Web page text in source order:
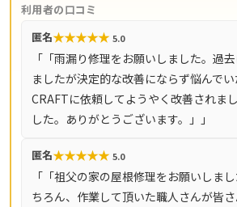
の目安は雨漏り修理3万円〜、屋根の部
板金交換10万円〜、屋根カバー工法80
100万円〜。現地調査・お見積り・ご
即日対応も可能です（営業時間8時〜18
応エリアは神奈川県全域（33市町村）
区・多摩地域）です。
利用者の口コミ
匿名★★★★★ 5.0
「「雨漏り修理をお願いしました。過
ましたが決定的な改善にならず悩んで
CRAFTに依頼してようやく改善されま
した。ありがとうございます。」」
匿名★★★★★ 5.0
「「祖父の家の屋根修理をお願いしま
ちろん、作業して頂いた職人さんが皆